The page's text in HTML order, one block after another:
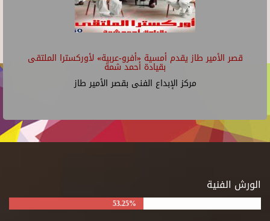
قصر الأمير طاز يقدم أمسية «أفرو-عربية» لأوركسترا الملتقى
بقيادة أحمد شمة
مركز الإبداع الفنى بقصر الأمير طاز
الورش الفنية
53.25%